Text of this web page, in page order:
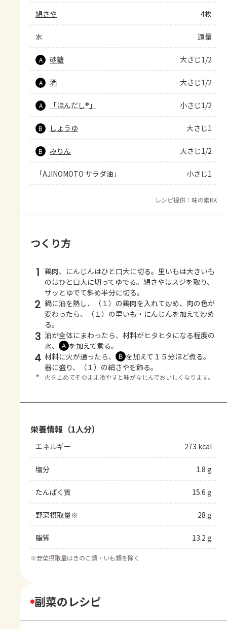
絹さや 4枚
水 適量
A 砂糖 大さじ1/2
A 酒 大さじ1/2
A 「ほんだし®」 小さじ1/2
B しょうゆ 大さじ1
B みりん 大さじ1/2
「AJINOMOTO サラダ油」 小さじ1
レシピ提供：味の素KK
つくり方
1 鶏肉、にんじんはひと口大に切る。里いもは大きいも
のはひと口大に切ってゆでる。絹さやはスジを取り、
サッとゆでて斜め半分に切る。
2 鍋に油を熱し、（１）の鶏肉を入れて炒め、肉の色が
変わったら、（１）の里いも・にんじんを加えて炒め
る。
3 油が全体にまわったら、材料がヒタヒタになる程度の
水、
Ａ を加えて煮る。
4 材料に火が通ったら、 Ｂ を加えて１５分ほど煮る。
器に盛り、（１）の絹さやを飾る。
＊ 火を止めてそのまま冷やすと味がなじんでおいしくなります。
栄養情報（1人分）
エネルギー 273 kcal
塩分 1.8 g
たんぱく質 15.6 g
野菜摂取量※ 28 g
脂質 13.2 g
※野菜摂取量はきのこ類・いも類を除く
副菜のレシピ